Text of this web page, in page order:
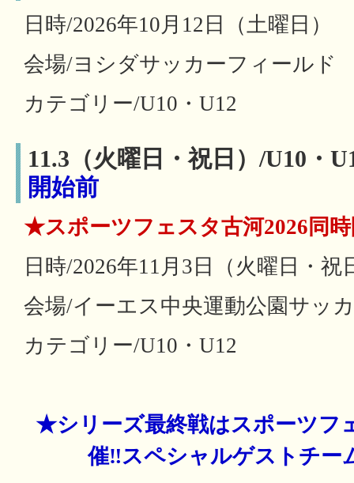
日時/2026年10月12日（土曜日）
会場/ヨシダサッカーフィールド
カテゴリー/U10・U12
11.3（火曜日・祝日）/U10・
開始前
★スポーツフェスタ古河2026同
日時/2026年11月3日（火曜日・祝
会場/イーエス中央運動公園サッ
カテゴリー/U10・U12
★シリーズ最終戦はスポーツフ
催‼スペシャルゲストチ